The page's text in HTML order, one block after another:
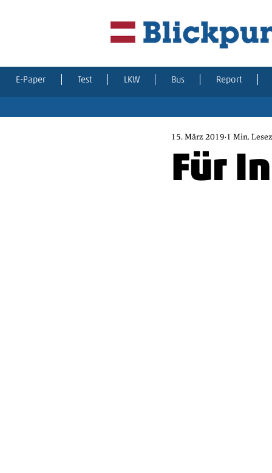
E-Paper Test LKW Bus Report
Für
15. März 2019 1 Min.